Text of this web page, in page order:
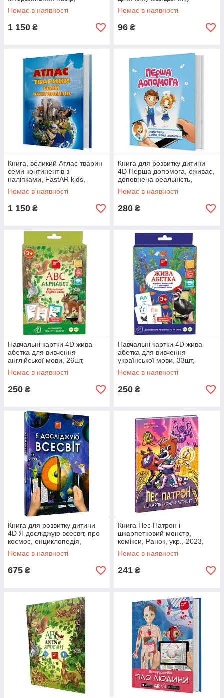
українська мова, FastAR kids,
доповнена реальність, звук,
Немає в наявності
1 150 ₴
Кенгуру, укр, у коробці
(КН973005У)
Немає в наявності
96 ₴
Книга, великий Атлас тварин
семи континентів з
наліпками, FastAR kids,
українська мова, 29,5*41см
(237127)
Немає в наявності
1 150 ₴
Книга для розвитку дитини
4D Перша допомога, оживає,
доповнена реальність,
FastAR kids, 24ст, українська
мова, 28*22,5*см (792549)
Немає в наявності
280 ₴
Навчальні картки 4D жива
абетка для вивчення
англійської мови, 26шт,
FastAR kids, картки
доповнена реальність та
Немає в наявності
250 ₴
Навчальні картки 4D жива
абетка для вивчення
української мови, 33шт,
FastAR kids, картки
доповнена реальність та
Немає в наявності
250 ₴
Книга для розвитку дитини
4D Я досліджую всесвіт, про
космос, енциклопедія,
оживає, доповнена
реальність, звук, FastAR kids,
Немає в наявності
675 ₴
Книга Пес Патрон і
шкарпетковий монстр,
комікси, Ранок, укр., 2023,
тверда обложка, Фонд Пса
Патрона
Немає в наявності
241 ₴